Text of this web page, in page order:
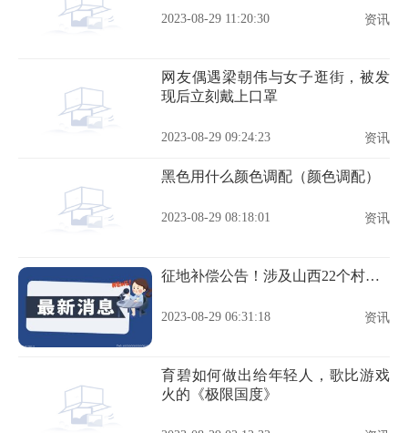
2023-08-29 11:20:30 资讯
网友偶遇梁朝伟与女子逛街，被发
现后立刻戴上口罩
2023-08-29 09:24:23 资讯
黑色用什么颜色调配（颜色调配）
2023-08-29 08:18:01 资讯
征地补偿公告！涉及山西22个村…
2023-08-29 06:31:18 资讯
育碧如何做出给年轻人，歌比游戏
火的《极限国度》